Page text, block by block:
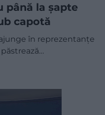
până la șapte
capotă
în reprezentanțe